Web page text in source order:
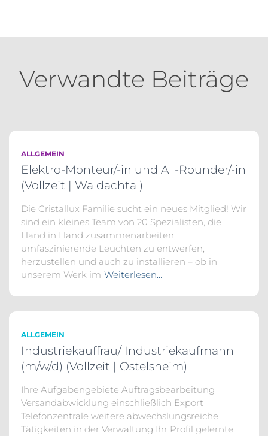
Verwandte Beiträge
ALLGEMEIN
Elektro-Monteur/-in und All-Rounder/-in
(Vollzeit | Waldachtal)
Die Cristallux Familie sucht ein neues Mitglied! Wir
sind ein kleines Team von 20 Spezialisten, die
Hand in Hand zusammenarbeiten,
umfaszinierende Leuchten zu entwerfen,
herzustellen und auch zu installieren – ob in
unserem Werk im Weiterlesen…
ALLGEMEIN
Industriekauffrau/ Industriekaufmann
(m/w/d) (Vollzeit | Ostelsheim)
Ihre Aufgabengebiete Auftragsbearbeitung
Versandabwicklung einschließlich Export
Telefonzentrale weitere abwechslungsreiche
Tätigkeiten in der Verwaltung Ihr Profil gelernte